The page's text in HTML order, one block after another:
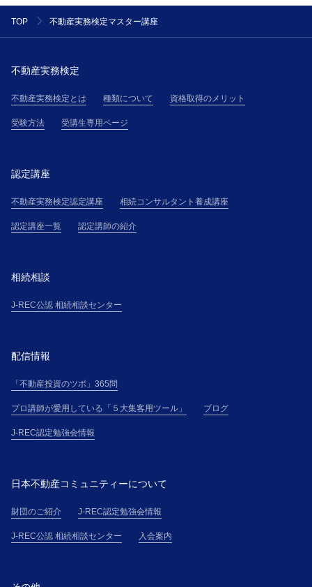
TOP 不動産実務検定マスター講座
不動産実務検定
不動産実務検定とは 種類について 資格取得のメリット
受験方法 受講生専用ページ
認定講座
不動産実務検定認定講座 相続コンサルタント養成講座
認定講座一覧 認定講師の紹介
相続相談
J-REC公認 相続相談センター
配信情報
「不動産投資のツボ」365問
プロ講師が愛用している「５大集客用ツール」 ブログ
J-REC認定勉強会情報
日本不動産コミュニティーについて
財団のご紹介 J-REC認定勉強会情報
J-REC公認 相続相談センター 入会案内